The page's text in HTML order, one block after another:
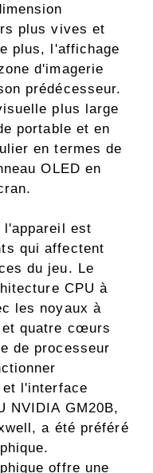
plus vives et
plus, l'affichage
d'imagerie
prédécesseur.
plus large
portable et en
en termes de
OLED en
l'appareil est
qui affectent
du jeu. Le
CPU à
les noyaux à
et quatre cœurs
de processeur
l'interface
NVIDIA GM20B,
a été préféré
offre une